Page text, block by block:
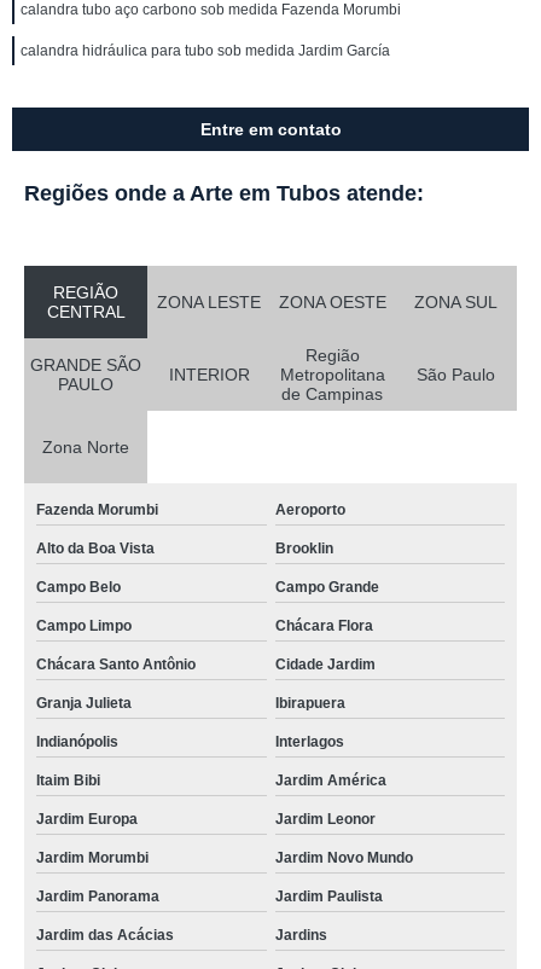
calandra tubo aço carbono sob medida Fazenda Morumbi
calandra hidráulica para tubo sob medida Jardim García
Entre em contato
Regiões onde a Arte em Tubos atende:
REGIÃO
CENTRAL
ZONA LESTE ZONA OESTE ZONA SUL
GRANDE SÃO
PAULO
INTERIOR
Região
Metropolitana
de Campinas
São Paulo
Zona Norte
Fazenda Morumbi Aeroporto
Alto da Boa Vista Brooklin
Campo Belo Campo Grande
Campo Limpo Chácara Flora
Chácara Santo Antônio Cidade Jardim
Granja Julieta Ibirapuera
Indianópolis Interlagos
Itaim Bibi Jardim América
Jardim Europa Jardim Leonor
Jardim Morumbi Jardim Novo Mundo
Jardim Panorama Jardim Paulista
Jardim das Acácias Jardins